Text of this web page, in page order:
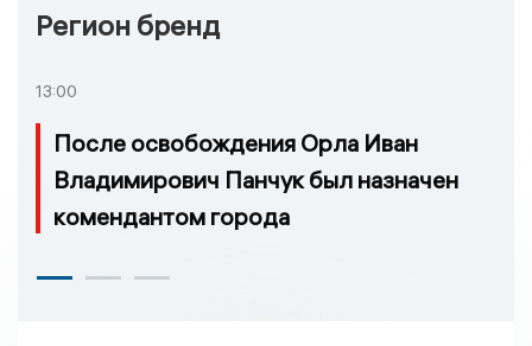
Регион бренд
13:00
После освобождения Орла Иван
Владимирович Панчук был назначен
комендантом города